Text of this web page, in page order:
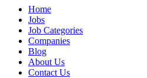
Home
Jobs
Job Categories
Companies
Blog
About Us
Contact Us